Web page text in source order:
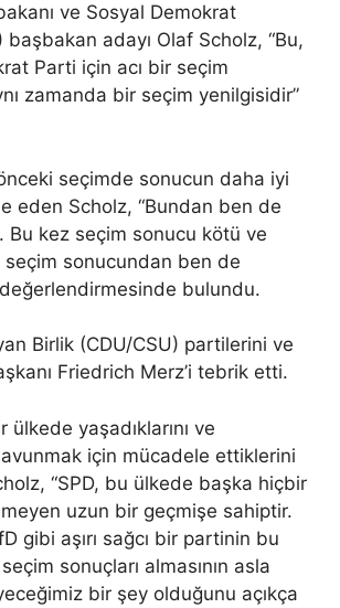
ve Sosyal Demokrat
başbakan adayı Olaf Scholz, “Bu,
Parti için acı bir seçim
zamanda bir seçim yenilgisidir”
seçimde sonucun daha iyi
eden Scholz, “Bundan ben de
Bu kez seçim sonucu kötü ve
seçim sonucundan ben de
bulundu.
Birlik (CDU/CSU) partilerini ve
Friedrich Merz’i tebrik etti.
yaşadıklarını ve
için mücadele ettiklerini
“SPD, bu ülkede başka hiçbir
uzun bir geçmişe sahiptir.
gibi aşırı sağcı bir partinin bu
sonuçları almasının asla
bir şey olduğunu açıkça